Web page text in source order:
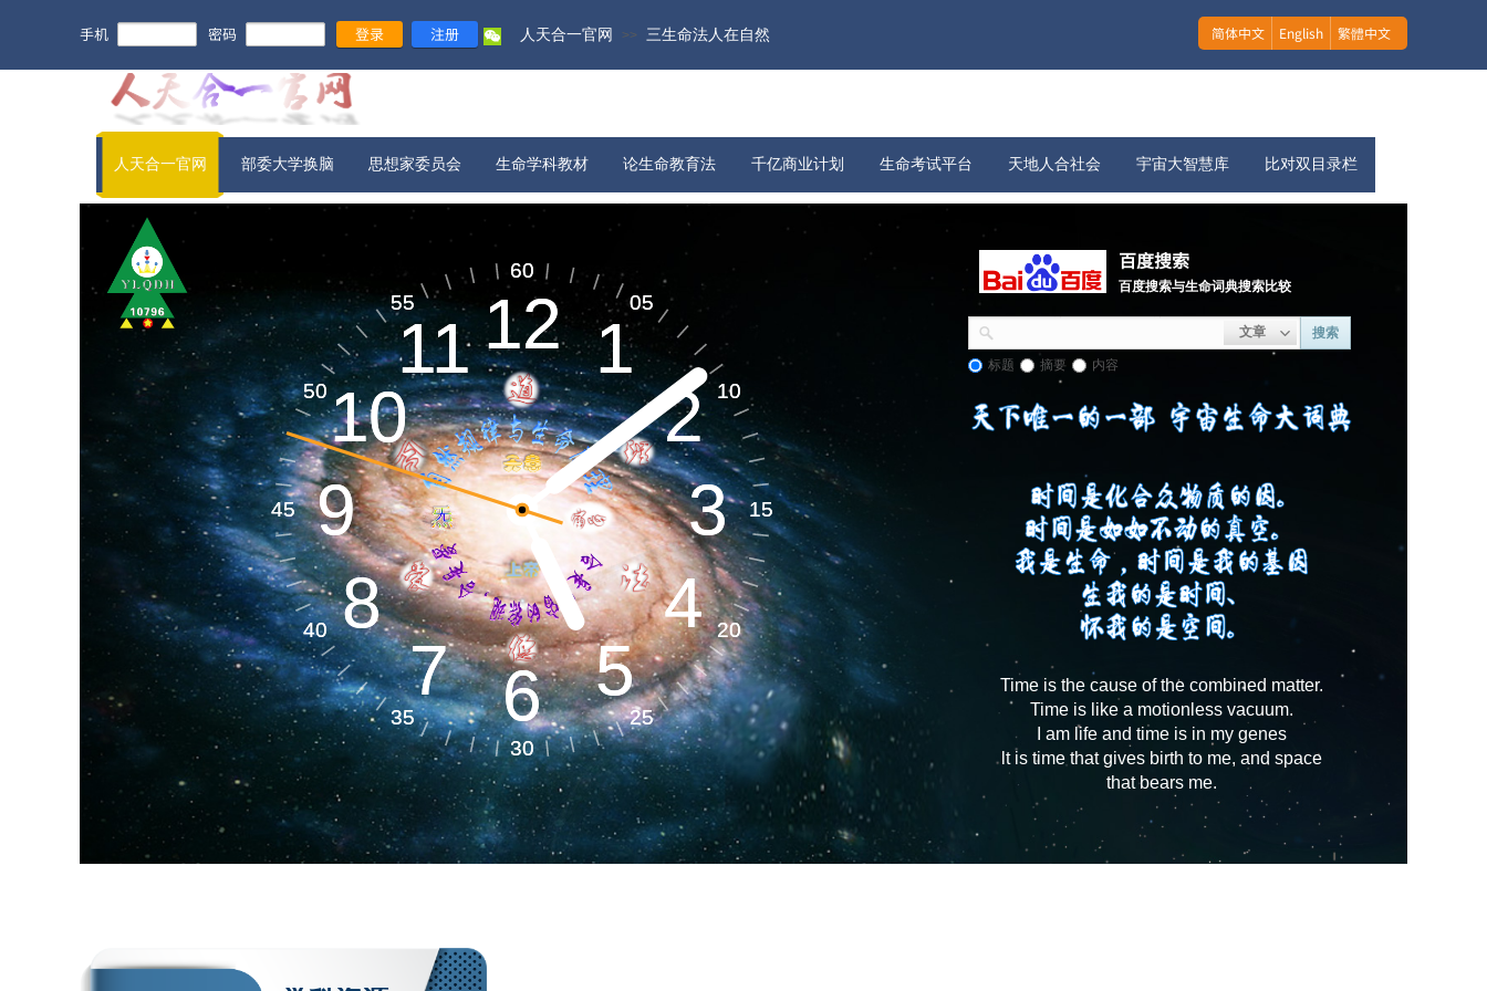
手机 密码 登录 注册 简体中文 English 繁體中文
人天合一官网 >> 三生命法人在自然
人天合一官网 部委大学换脑 思想家委员会 生命学科教材 论生命教育法 千亿商业计划 生命考试平台 天地人合社会 宇宙大智慧库 比对双目录栏
百度搜索
百度搜索与生命词典搜索比较
文章 搜索
标题 摘要 内容
宇宙信息​
生命起源​
新旧农业
生命天文​ 地球系统​
05
10
15
20
25
30
35
40
45
50
55
60
1
2
3
4
5
6
7
8
9
10
1112 05
10
15
20
25
30
35
40
45
50
55
60
1
2
3
4
5
6
7
8
9
10
1112
生命空间​ 环境气候​
Time is the cause of the combined matter.
Time is like a motionless vacuum.
I am life and time is in my genes
lt is time that gives birth to me, and space
that bears me.
生命材料​ 健全健康​
生命能源​
宇宙演化​